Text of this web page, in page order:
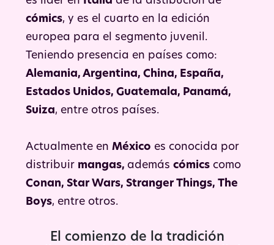
cómics, y es el cuarto en la edición
europea para el segmento juvenil.
Teniendo presencia en países como:
Alemania, Argentina, China, España,
Estados Unidos, Guatemala, Panamá,
Suiza, entre otros países.
Actualmente en México es conocida por
distribuir mangas, además cómics como
Conan, Star Wars, Stranger Things, The
Boys, entre otros.
El comienzo de la tradición